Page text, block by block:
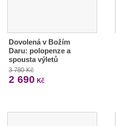
Dovolená v Božím
Daru: polopenze a
spousta výletů
3 780 Kč
2 690 Kč